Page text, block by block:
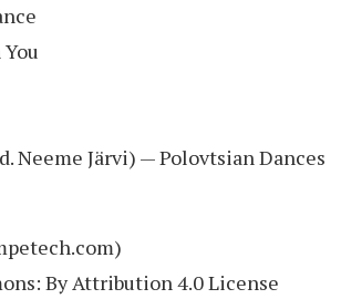
Neeme Järvi) — Polovtsian Dances
By Attribution 4.0 License